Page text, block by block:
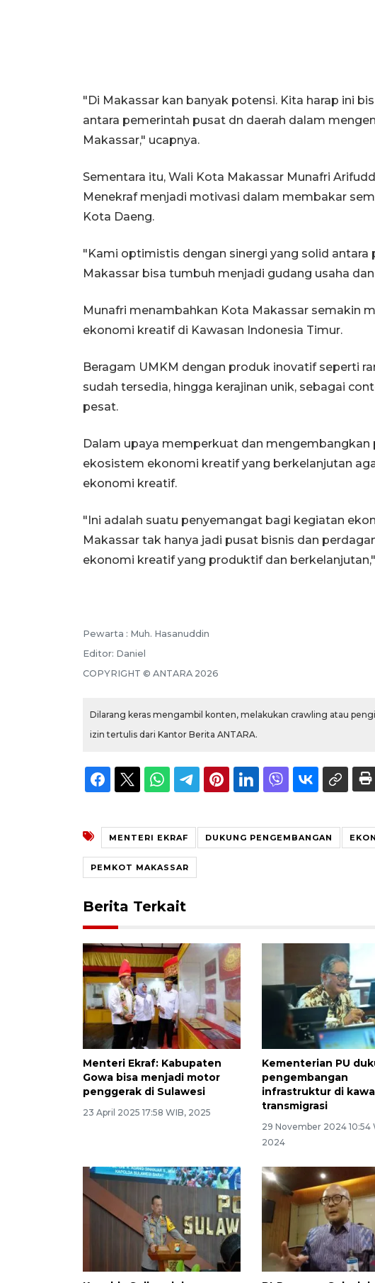
"Di Makassar kan banyak potensi. Kita harap ini
antara pemerintah pusat dn daerah dalam
Makassar," ucapnya.
Sementara itu, Wali Kota Makassar Munafri
Menekraf menjadi motivasi dalam membakar
Kota Daeng.
"Kami optimistis dengan sinergi yang solid antara
Makassar bisa tumbuh menjadi gudang usaha
Munafri menambahkan Kota Makassar semakin
ekonomi kreatif di Kawasan Indonesia Timur.
Beragam UMKM dengan produk inovatif seperti
sudah tersedia, hingga kerajinan unik, sebagai
pesat.
Dalam upaya memperkuat dan mengembangkan
ekosistem ekonomi kreatif yang berkelanjutan
ekonomi kreatif.
"Ini adalah suatu penyemangat bagi kegiatan
Makassar tak hanya jadi pusat bisnis dan
ekonomi kreatif yang produktif dan
Pewarta : Muh. Hasanuddin
Editor: Daniel
COPYRIGHT © ANTARA 2026
Dilarang keras mengambil konten, melakukan crawling atau
izin tertulis dari Kantor Berita ANTARA.
MENTERI EKRAF DUKUNG PENGEMBANGAN
PEMKOT MAKASSAR
Berita Terkait
Menteri Ekraf: Kabupaten
Gowa bisa menjadi motor
penggerak di Sulawesi
23 April 2025 17:58 WIB, 2025
Kementerian PU
pengembangan
infrastruktur di
transmigrasi
29 November 2024 10:54
2024